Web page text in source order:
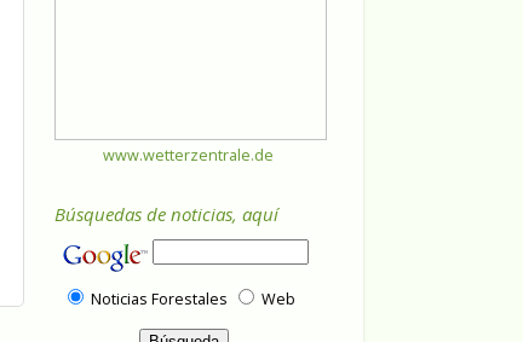
www.wetterzentrale.de
Búsquedas de noticias, aquí
Noticias Forestales Web